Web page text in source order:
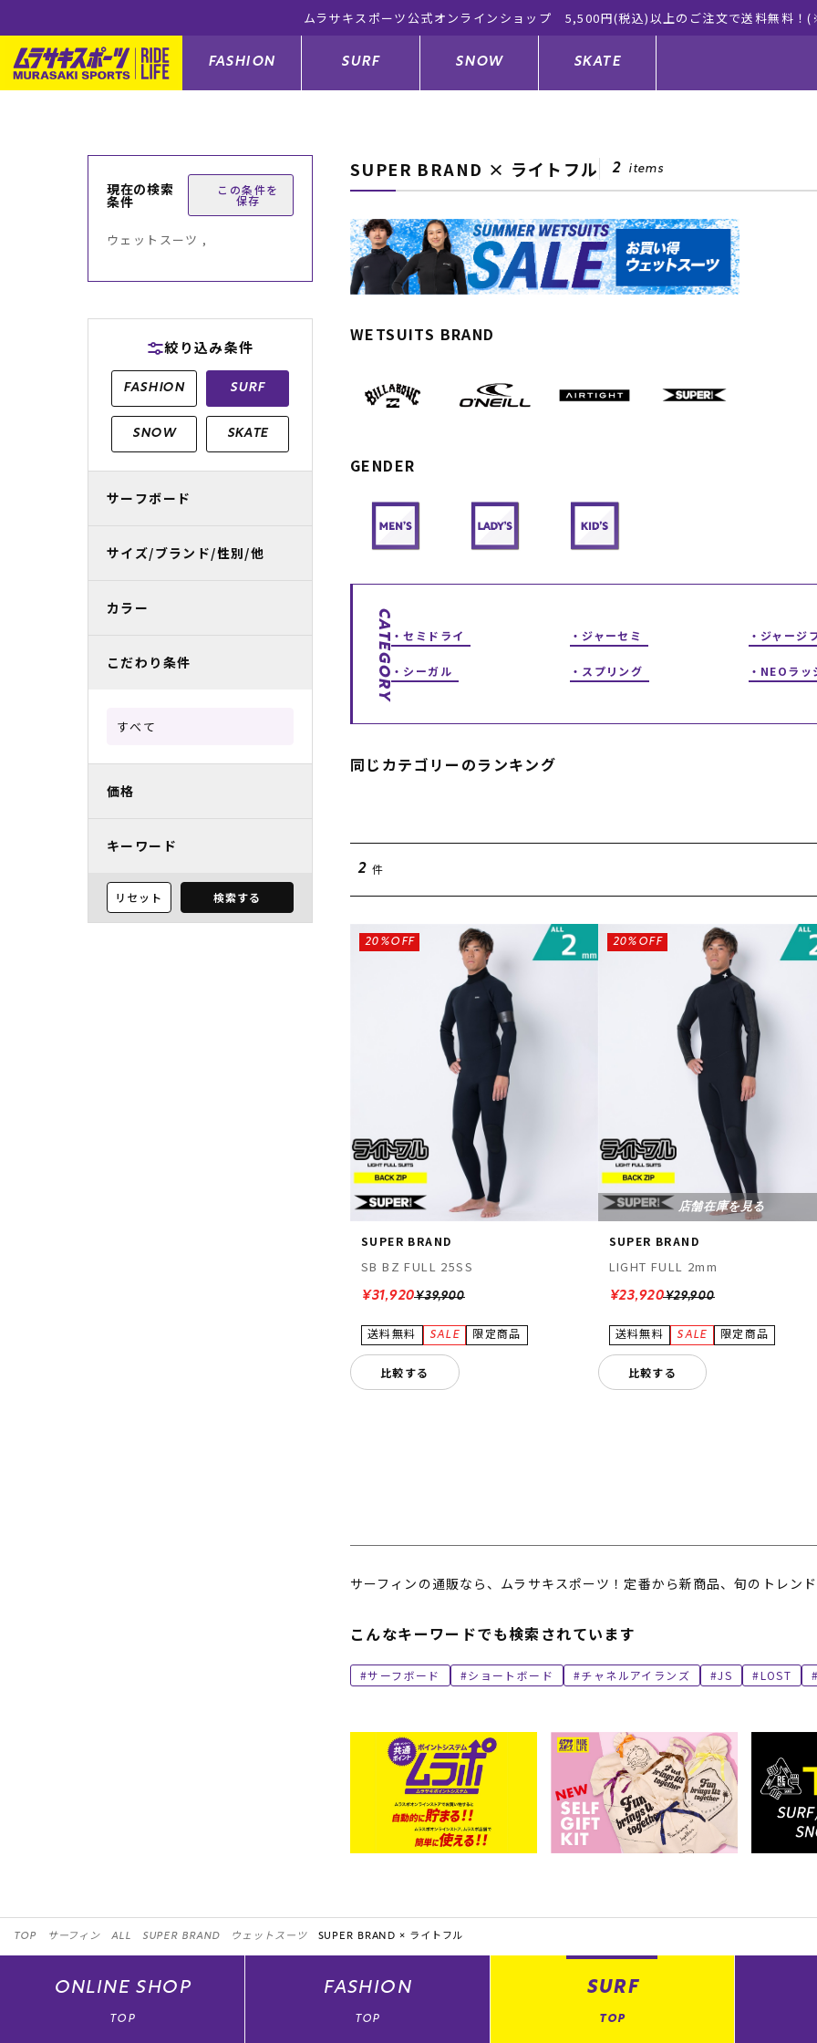
ムラサキス
FASHION
アウター/ジャケット トップス
シューズ サンダル
バッグ
メンズ水着
レディースラッシュガード
SURF
サーフボード ウェットスーツ
サーフボードメンテナンスグッズ キッズサーフィン
ボディーボード
GO ボディーボード
SNOW
スノーボード板 バインディング
スノーボードセット スノーボードウェア
スノーボードゴーグル
キッズスノーボードセット
スノーボード レンタル
中古/アウトレット スノーウェア
SKATE
スケートボード キッズスケートボード
スケートボードグッズ
スケートボードメンテナンスグッ
ズ
GO スケートセット
SUPER BRAND × ライトフル 2 items
WETSUITS BRAND
GENDER
CATEGORY セミドライ ジャーセミ ジャージ
シーガル スプリング NEOラッ
同じカテゴリーのランキング
2 件
SUPER BRAND
SB BZ FULL 25SS
¥39,900
20%OFF
¥31,920
比較する
店舗在庫を見る
SUPER BRAND
LIGHT FULL 2mm
¥29,900
20%OFF
¥23,920
比較する
サーフィンの通販なら、ムラサキスポーツ！定番から新商品、旬のトレン
こんなキーワードでも検索されています
サーフボード ショートボード チャネルアイランズ JS LOST
現在の検索
条件
この条件を
保存
ウェットスーツ ,
絞り込み条件
FASHION SURF
SNOW SKATE
サーフボード
サイズ/ブランド/性別/他
カラー
こだわり条件
すべて
価格
キーワード
リセット 検索する
TOP サーフィン ALL SUPER BRAND ウェットスーツ SUPER BRAND × ライトフル
ONLINE SHOP
TOP
FASHION
TOP
SURF
TOP